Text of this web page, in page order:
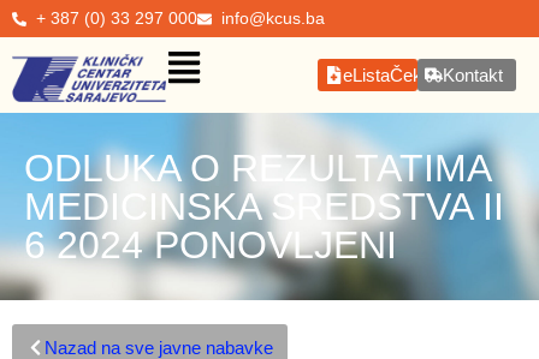
+ 387 (0) 33 297 000 info@kcus.ba
eListaČekanjaKontakt
ODLUKA O REZULTATIMA
MEDICINSKA SREDSTVA II
6 2024 PONOVLJENI
Nazad na sve javne nabavke